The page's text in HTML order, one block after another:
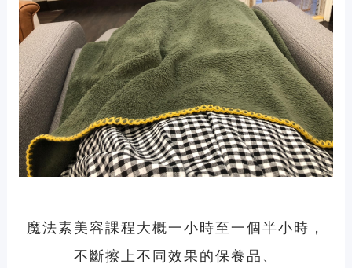
魔法素美容課程大概一小時至一個半小時，
不斷擦上不同效果的保養品、